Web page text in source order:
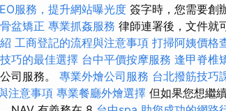
服務，提升網站曝光度 簽字時，您需要創
盆矯正 專業抓姦服務 律師連署後，文件就
工商登記的流程與注意事項 打掃阿姨價格
巧的最佳選擇 台中平價按摩服務 逢甲脊椎
司服務。 專業外燴公司服務 台北撥筋技巧
注意事項 專業餐廳外燴選擇 但如果您想繼